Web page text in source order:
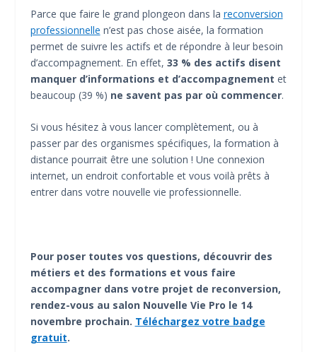
Parce que faire le grand plongeon dans la reconversion
professionnelle n’est pas chose aisée, la formation
permet de suivre les actifs et de répondre à leur besoin
d’accompagnement. En effet, 33 % des actifs disent
manquer d’informations et d’accompagnement et
beaucoup (39 %) ne savent pas par où commencer.
Si vous hésitez à vous lancer complètement, ou à
passer par des organismes spécifiques, la formation à
distance pourrait être une solution ! Une connexion
internet, un endroit confortable et vous voilà prêts à
entrer dans votre nouvelle vie professionnelle.
Pour poser toutes vos questions, découvrir des
métiers et des formations et vous faire
accompagner dans votre projet de reconversion,
rendez-vous au salon Nouvelle Vie Pro le 14
novembre prochain. Téléchargez votre badge
gratuit.